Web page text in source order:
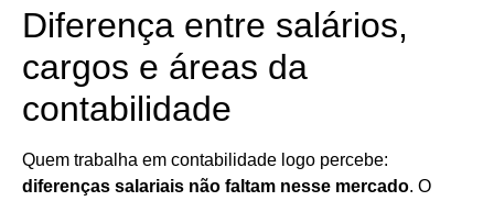
Diferença entre salários,
cargos e áreas da
contabilidade
Quem trabalha em contabilidade logo percebe:
diferenças salariais não faltam nesse mercado. O